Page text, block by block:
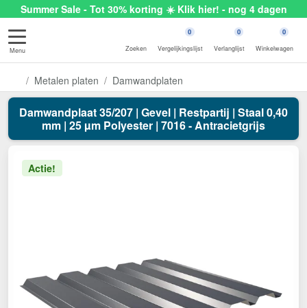
Summer Sale - Tot 30% korting ☀️ Klik hier! - nog 4 dagen
Menu Zoeken
0
Vergelijkingslijst
0
Verlanglijst
0
Winkelwagen
Metalen platen Damwandplaten
Damwandplaat 35/207 | Gevel | Restpartij | Staal 0,40
mm | 25 µm Polyester | 7016 - Antracietgrijs
Actie!